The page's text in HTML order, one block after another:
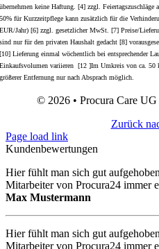
übernehmen keine Haftung. [4] zzgl.
50% für Kurzzeitpflege kann zusätzlich für die
EUR/Jahr) [6] zzgl. gesetzlicher MwSt. [7] Preise/
sind nur für den privaten Haushalt gedacht [8]
[10] Lieferung einmal wöchentlich bei entsprechender
Einkaufsvolumen variieren [12 ]Im Umkreis von ca. 50
größerer Entfernung nur nach Absprach möglich.
© 2026 • Procura Care UG
Zurück
Page load link
Kundenbewertungen
Hier fühlt man sich gut
Mitarbeiter von Procura24 immer
Max Mustermann
Hier fühlt man sich gut
Mitarbeiter von Procura24 immer